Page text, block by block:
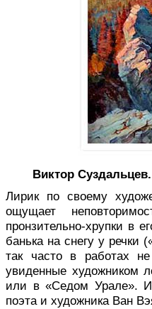
Виктор
Лирик по своему
ощущает
пронзительно-хрупки в
банька на снегу у речки
так часто в работах
увиденные художником
или в «Седом Урале».
поэта и художника Ван